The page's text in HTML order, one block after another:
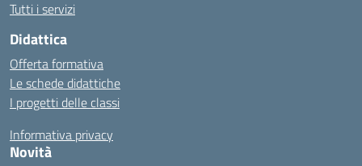
Tutti i servizi
Didattica
Offerta formativa
Le schede didattiche
I progetti delle classi
Informativa privacy
Novità